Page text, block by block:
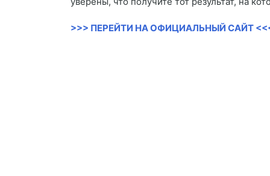
>>> ПЕРЕЙТИ НА ОФИЦИАЛЬНЫЙ САЙТ